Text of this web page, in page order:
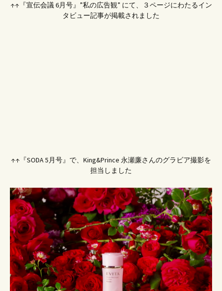
↑↑『宣伝会議 6月号』”私の広告観” にて、３ページにわたるイン
タビュー記事が掲載されました
↑↑『SODA 5月号』で、King&Prince 永瀬廉さんのグラビア撮影を
担当しました